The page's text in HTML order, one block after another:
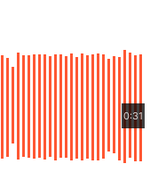
0:31